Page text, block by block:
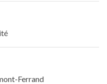
Ferrand